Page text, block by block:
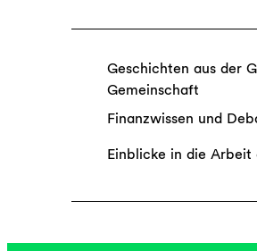
Geschichten aus der
Gemeinschaft
Finanzwissen und
Einblicke in die Arbeit